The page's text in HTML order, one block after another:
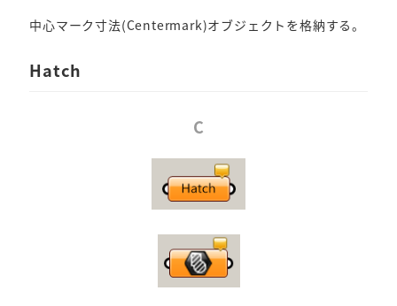
中心マーク寸法(Centermark)オブジェクトを格納する。
Hatch
C